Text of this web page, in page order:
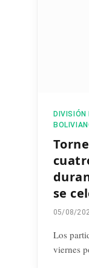
DIVISIÓN
se
05/08/
Los
viernes